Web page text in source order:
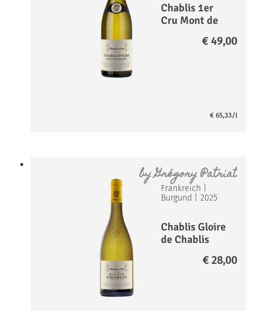
Chablis 1er
Cru Mont de
€ 49,00
€ 65,33/l
byGrégory Patriat
Frankreich
Burgund
|2025
Chablis Gloire
de Chablis
€ 28,00